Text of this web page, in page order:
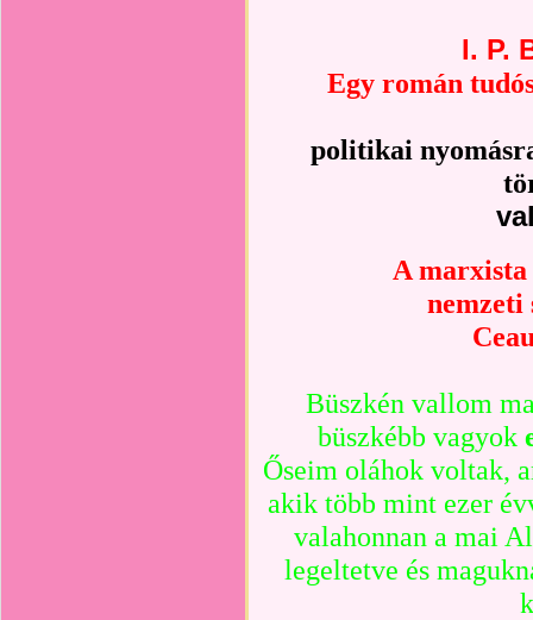
I. P.
Egy román
politikai
A marxista
nemzeti
Büszkén vallom
büszkébb vagyok
Őseim oláhok voltak,
akik több mint ezer
valahonnan a mai
legeltetve és